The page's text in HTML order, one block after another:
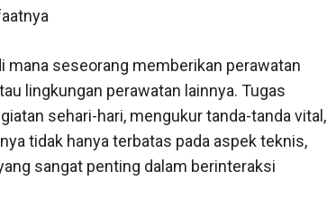
seseorang memberikan perawatan
lingkungan perawatan lainnya. Tugas
sehari-hari, mengukur tanda-tanda vital,
tidak hanya terbatas pada aspek teknis,
sangat penting dalam berinteraksi